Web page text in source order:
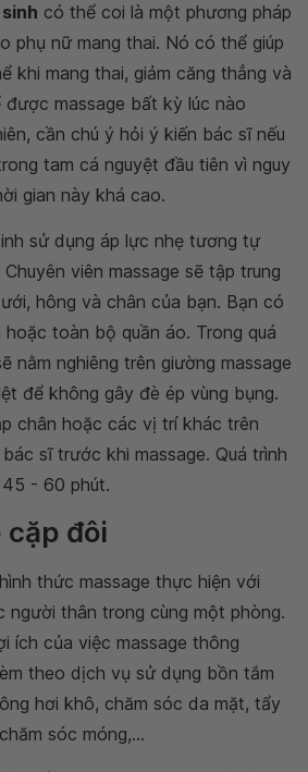
có thể coi là một phương pháp
phụ nữ mang thai. Nó có thể giúp
khi mang thai, giảm căng thẳng và
massage bất kỳ lúc nào
cần chú ý hỏi ý kiến bác sĩ nếu
tam cá nguyệt đầu tiên vì nguy
gian này khá cao.
sử dụng áp lực nhẹ tương tự
viên massage sẽ tập trung
hông và chân của bạn. Bạn có
toàn bộ quần áo. Trong quá
nằm nghiêng trên giường massage
để không gây đè ép vùng bụng.
chân hoặc các vị trí khác trên
sĩ trước khi massage. Quá trình
- 60 phút.
cặp đôi
thức massage thực hiện với
người thân trong cùng một phòng.
ích của việc massage thông
theo dịch vụ sử dụng bồn tắm
hơi khô, chăm sóc da mặt, tẩy
sóc móng,...